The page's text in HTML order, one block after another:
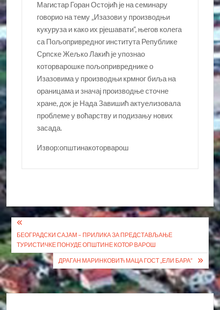
Магистар Горан Остојић је на семинару
говорио на тему „Изазови у производњи
кукуруза и како их рјешавати“, његов колега
са Пољопривредног института Републике
Српске Жељко Лакић је упознао
которварошке пољопривреднике о
Изазовима у производњи крмног биља на
ораницама и значај производње сточне
хране, док је Нада Завишић актуелизовала
проблеме у воћарству и подизању нових
засада.
Извор:општинакоторварош
Кретање
чланка
БЕОГРАДСКИ САЈАМ – ПРИЛИКА ЗА ПРЕДСТАВЉАЊЕ
ТУРИСТИЧКЕ ПОНУДЕ ОПШТИНЕ КОТОР ВАРОШ
ДРАГАН МАРИНКОВИЋ МАЦА ГОСТ „ЕЛИ БАРА“